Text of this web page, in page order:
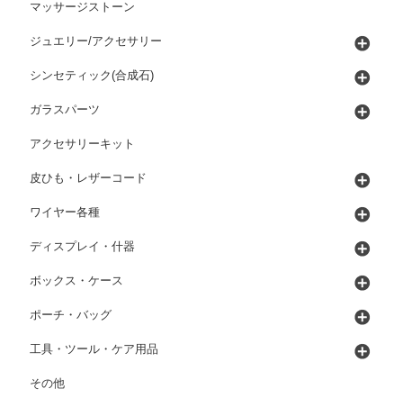
マッサージストーン
ジュエリー/アクセサリー
シンセティック(合成石)
ガラスパーツ
アクセサリーキット
皮ひも・レザーコード
ワイヤー各種
ディスプレイ・什器
ボックス・ケース
ポーチ・バッグ
工具・ツール・ケア用品
その他